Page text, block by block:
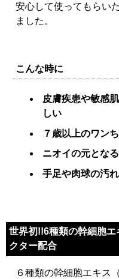
安心して使ってもらい
ました。
こんな時に
皮膚疾患や敏感
しい
７歳以上のワン
ニオイの元とな
手足や肉球の汚
世界初!!6種類の幹細胞
クター配合
６種類の幹細胞エキス